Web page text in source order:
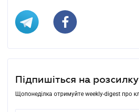
Підпишіться на розсилку
Щопонеділка отримуйте weekly-digest про